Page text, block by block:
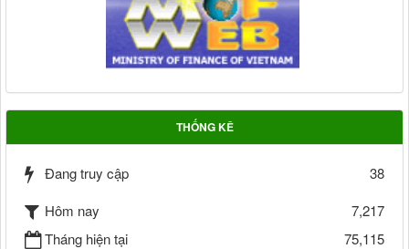
THỐNG KÊ
Đang truy cập
38
Hôm nay
7,217
Tháng hiện tại
75,115